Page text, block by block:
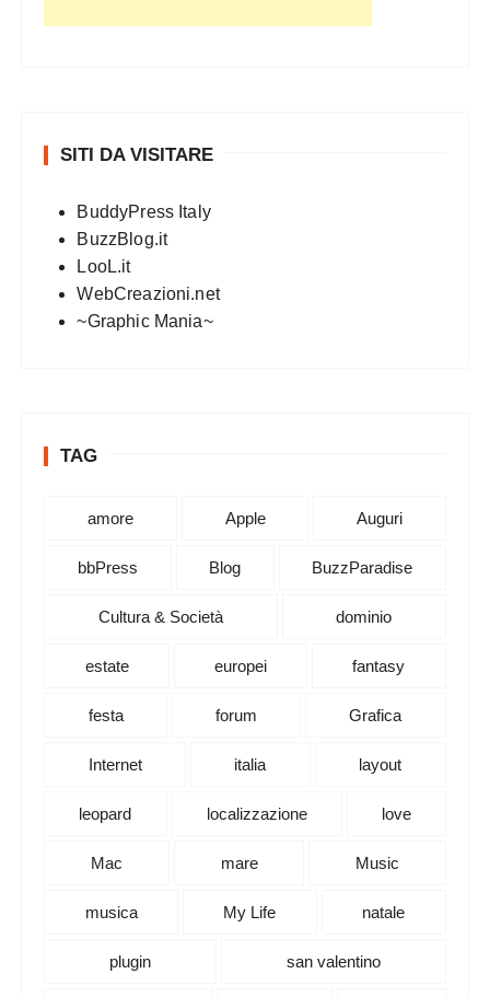
SITI DA VISITARE
BuddyPress Italy
BuzzBlog.it
LooL.it
WebCreazioni.net
~Graphic Mania~
TAG
amore Apple Auguri
bbPress Blog BuzzParadise
Cultura & Società dominio
estate europei fantasy
festa forum Grafica
Internet italia layout
leopard localizzazione love
Mac mare Music
musica My Life natale
plugin san valentino